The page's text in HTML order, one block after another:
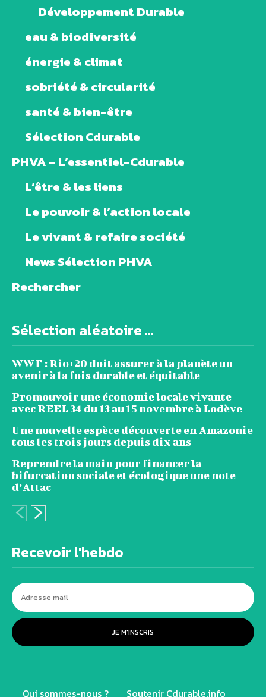
Développement Durable
eau & biodiversité
énergie & climat
sobriété & circularité
santé & bien-être
Sélection Cdurable
PHVA – L’essentiel-Cdurable
L’être & les liens
Le pouvoir & l’action locale
Le vivant & refaire société
News Sélection PHVA
Rechercher
Sélection aléatoire ...
WWF : Rio+20 doit assurer à la planète un
avenir à la fois durable et équitable
Promouvoir une économie locale vivante
avec REEL 34 du 13 au 15 novembre à Lodève
Une nouvelle espèce découverte en Amazonie
tous les trois jours depuis dix ans
Reprendre la main pour financer la
bifurcation sociale et écologique une note
d’Attac
Recevoir l'hebdo
JE M'INSCRIS
Qui sommes-nous ? Soutenir Cdurable.info